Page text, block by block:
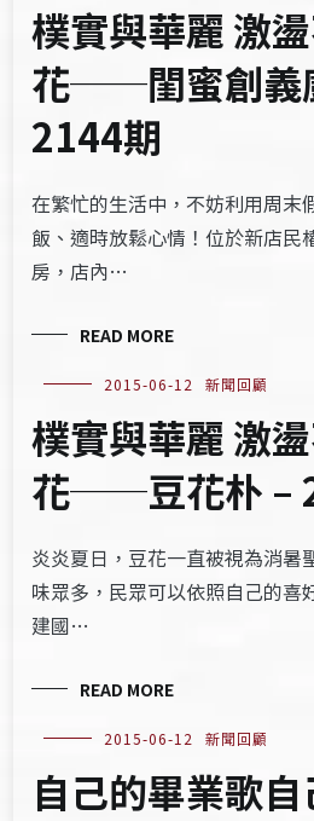
樸實與華麗 激
花──閨蜜創義
2144期
在繁忙的生活中，不妨利用周末
飯、適時放鬆心情！位於新店民
房，店內…
READ MORE
2015-06-12 新聞回顧
樸實與華麗 激
花──豆花朴 –
炎炎夏日，豆花一直被視為消暑
味眾多，民眾可以依照自己的喜
建國…
READ MORE
2015-06-12 新聞回顧
自己的畢業歌